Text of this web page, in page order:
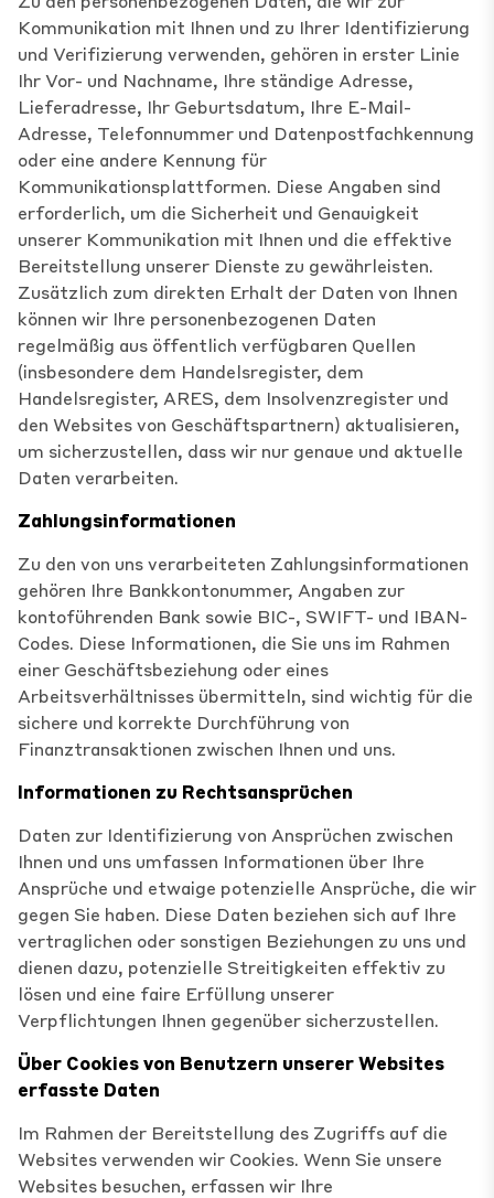
Kommunikation mit Ihnen und zu Ihrer Identifizierung
und Verifizierung verwenden, gehören in erster Linie
Ihr Vor- und Nachname, Ihre ständige Adresse,
Lieferadresse, Ihr Geburtsdatum, Ihre E-Mail-
Adresse, Telefonnummer und Datenpostfachkennung
oder eine andere Kennung für
Kommunikationsplattformen. Diese Angaben sind
erforderlich, um die Sicherheit und Genauigkeit
unserer Kommunikation mit Ihnen und die effektive
Bereitstellung unserer Dienste zu gewährleisten.
Zusätzlich zum direkten Erhalt der Daten von Ihnen
können wir Ihre personenbezogenen Daten
regelmäßig aus öffentlich verfügbaren Quellen
(insbesondere dem Handelsregister, dem
Handelsregister, ARES, dem Insolvenzregister und
den Websites von Geschäftspartnern) aktualisieren,
um sicherzustellen, dass wir nur genaue und aktuelle
Daten verarbeiten.
Zahlungsinformationen
Zu den von uns verarbeiteten Zahlungsinformationen
gehören Ihre Bankkontonummer, Angaben zur
kontoführenden Bank sowie BIC-, SWIFT- und IBAN-
Codes. Diese Informationen, die Sie uns im Rahmen
einer Geschäftsbeziehung oder eines
Arbeitsverhältnisses übermitteln, sind wichtig für die
sichere und korrekte Durchführung von
Finanztransaktionen zwischen Ihnen und uns.
Informationen zu Rechtsansprüchen
Daten zur Identifizierung von Ansprüchen zwischen
Ihnen und uns umfassen Informationen über Ihre
Ansprüche und etwaige potenzielle Ansprüche, die wir
gegen Sie haben. Diese Daten beziehen sich auf Ihre
vertraglichen oder sonstigen Beziehungen zu uns und
dienen dazu, potenzielle Streitigkeiten effektiv zu
lösen und eine faire Erfüllung unserer
Verpflichtungen Ihnen gegenüber sicherzustellen.
Über Cookies von Benutzern unserer Websites
erfasste Daten
Im Rahmen der Bereitstellung des Zugriffs auf die
Websites verwenden wir Cookies. Wenn Sie unsere
Websites besuchen, erfassen wir Ihre